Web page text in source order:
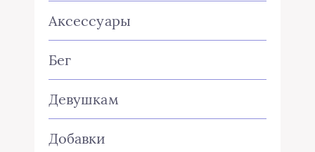
Аксессуары
Бег
Девушкам
Добавки